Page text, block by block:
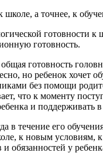
школе, а точнее, к
готовности
готовность.
общая готовность
но ребенок хочет
без помощи
что к моменту
и поддерживать
в течение его
к новым условиям,
обязанностей у